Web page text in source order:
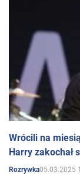
Wrócili na
Harry zakochał
Rozrywka05.03.2025